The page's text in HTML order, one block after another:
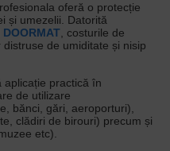
oferă o protecție
și umezelii. Datorită
DOORMAT , costurile de
de umiditate și nisip
aplicație practică în
de utilizare
bănci, gări, aeroporturi),
clădiri de birouri) precum și
etc).